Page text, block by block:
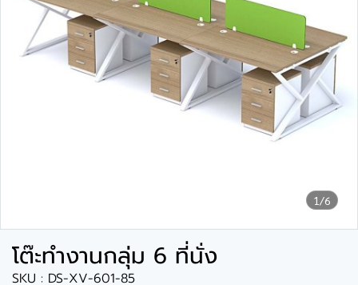
1/6
โต๊ะทำงานกลุ่ม 6 ที่นั่ง
SKU : DS-XV-601-85